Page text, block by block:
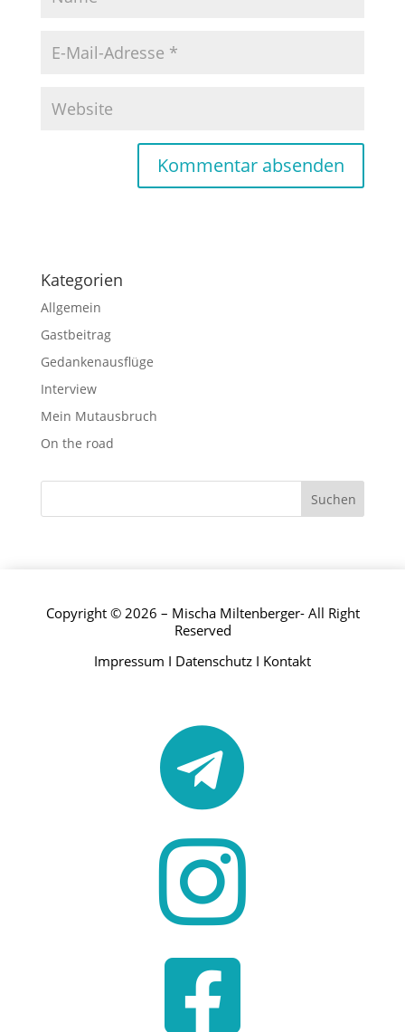
Kategorien
Allgemein
Gastbeitrag
Gedankenausflüge
Interview
Mein Mutausbruch
On the road
Copyright © 2026 – Mischa Miltenberger- All Right
Reserved
Impressum I Datenschutz I Kontakt


